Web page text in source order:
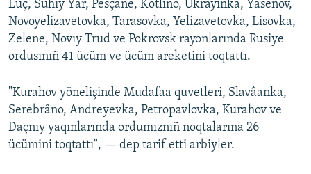
Luç, Suhıy Yar, Pesçane, Kotlino, Ukrayinka, Yasenov,
Novoyelizavetovka, Tarasovka, Yelizavetovka, Lisovka,
Zelene, Novıy Trud ve Pokrovsk rayonlarında Rusiye
ordusınıñ 41 ücüm ve ücüm areketini toqtattı.
"Kurahov yönelişinde Mudafaa quvetleri, Slavâanka,
Serebrâno, Andreyevka, Petropavlovka, Kurahov ve
Daçnıy yaqınlarında ordumıznıñ noqtalarına 26
ücümini toqtattı", — dep tarif etti arbiyler.